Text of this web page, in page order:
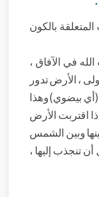
بالكون
في الآفاق ،
، الأرض تدور
بيضوي)وهذا
اقتربت الأرض
وبين الشمس
تنجذب إليها ،